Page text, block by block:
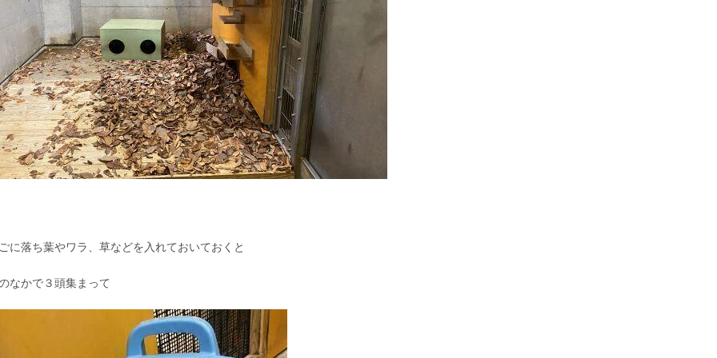
に落ち葉やワラ、草などを入れておいておくと
なかで３頭集まって